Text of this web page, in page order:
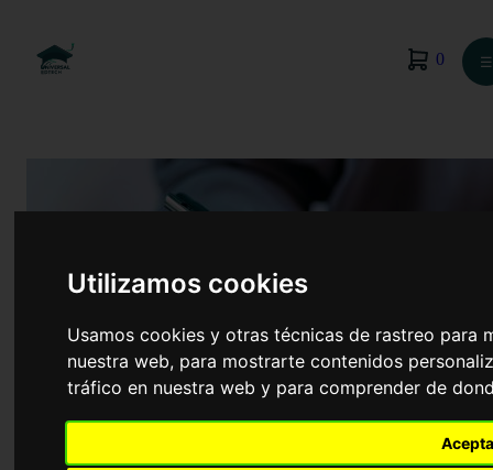
Utilizamos cookies
Usamos cookies y otras técnicas de rastreo para
nuestra web, para mostrarte contenidos
tráfico en nuestra web y para comprender de
0 ☰
Psicología